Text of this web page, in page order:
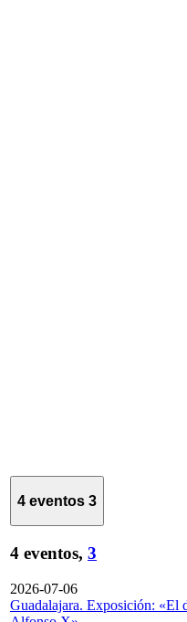
4 eventos 3
4 eventos, 3
2026-07-06
Guadalajara. Exposición: «El